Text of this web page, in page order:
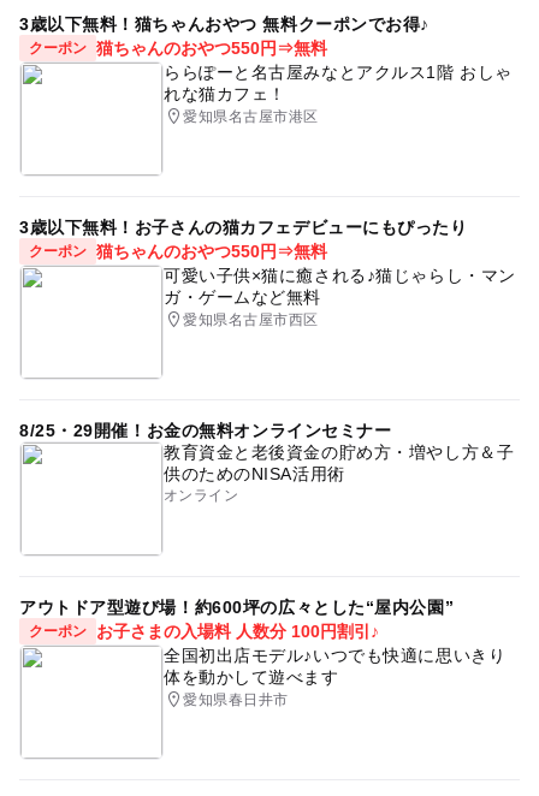
3歳以下無料！猫ちゃんおやつ 無料クーポンでお得♪
クーポン 猫ちゃんのおやつ550円⇒無料
ららぽーと名古屋みなとアクルス1階 おしゃ
れな猫カフェ！
愛知県名古屋市港区
3歳以下無料！お子さんの猫カフェデビューにもぴったり
クーポン 猫ちゃんのおやつ550円⇒無料
可愛い子供×猫に癒される♪猫じゃらし・マン
ガ・ゲームなど無料
愛知県名古屋市西区
8/25・29開催！お金の無料オンラインセミナー
教育資金と老後資金の貯め方・増やし方＆子
供のためのNISA活用術
オンライン
アウトドア型遊び場！約600坪の広々とした“屋内公園”
クーポン
お子さまの入場料 人数分 100円割引♪
全国初出店モデル♪いつでも快適に思いきり
体を動かして遊べます
愛知県春日井市